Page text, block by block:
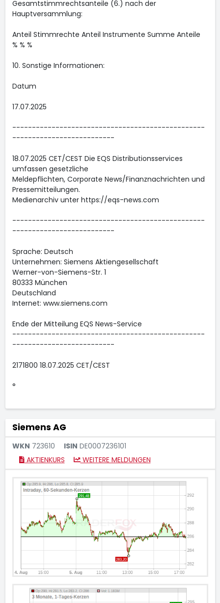
Gesamtstimmrechtsanteile (6.) nach der
Hauptversammlung:
Anteil Stimmrechte Anteil Instrumente Summe Anteile
% % %
10. Sonstige Informationen:
Datum
17.07.2025
-------------------------------------------------
--------------------------
18.07.2025 CET/CEST Die EQS Distributionsservices
umfassen gesetzliche
Meldepflichten, Corporate News/Finanznachrichten und
Pressemitteilungen.
Medienarchiv unter https://eqs-news.com
-------------------------------------------------
--------------------------
Sprache: Deutsch
Unternehmen: Siemens Aktiengesellschaft
Werner-von-Siemens-Str. 1
80333 München
Deutschland
Internet: www.siemens.com
Ende der Mitteilung EQS News-Service
-------------------------------------------------
--------------------------
2171800 18.07.2025 CET/CEST
°
Siemens AG
WKN 723610 ISIN DE0007236101
AKTIENKURS
WEITERE MELDUNGEN